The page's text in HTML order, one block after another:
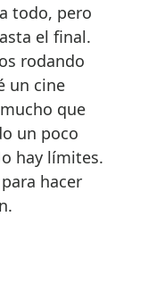
todo, pero
el final.
rodando
un cine
que
un poco
hay límites.
hacer